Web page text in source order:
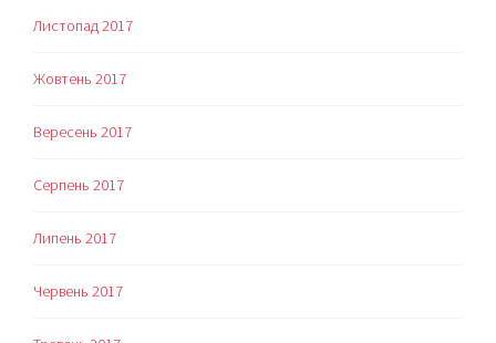
Листопад 2017
Жовтень 2017
Вересень 2017
Серпень 2017
Липень 2017
Червень 2017